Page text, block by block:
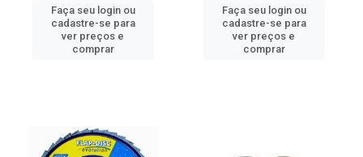
Faça seu login ou
cadastre-se para
ver preços e
comprar
Faça seu login ou
cadastre-se para
ver preços e
comprar